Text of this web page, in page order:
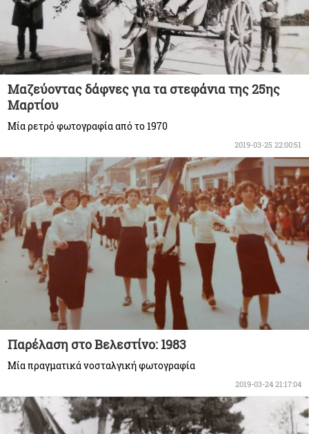
Μαζεύοντας δάφνες για τα στεφάνια της 25ης
Μαρτίου
Μία ρετρό φωτογραφία από το 1970
2019-03-25 22:00:51
Παρέλαση στο Βελεστίνο: 1983
Μία πραγματικά νοσταλγική φωτογραφία
2019-03-24 21:17:04